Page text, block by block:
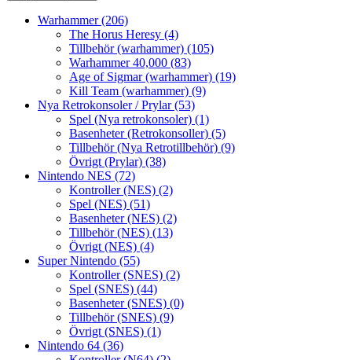
Warhammer(206)
The Horus Heresy (4)
Tillbehör (warhammer) (105)
Warhammer 40,000 (83)
Age of Sigmar (warhammer) (19)
Kill Team (warhammer) (9)
Nya Retrokonsoler / Prylar(53)
Spel (Nya retrokonsoler) (1)
Basenheter (Retrokonsoller) (5)
Tillbehör (Nya Retrotillbehör) (9)
Övrigt (Prylar) (38)
Nintendo NES (72)
Kontroller (NES) (2)
Spel (NES) (51)
Basenheter (NES) (2)
Tillbehör (NES) (13)
Övrigt (NES) (4)
Super Nintendo (55)
Kontroller (SNES) (2)
Spel (SNES) (44)
Basenheter (SNES) (0)
Tillbehör (SNES) (9)
Övrigt (SNES) (1)
Nintendo 64 (36)